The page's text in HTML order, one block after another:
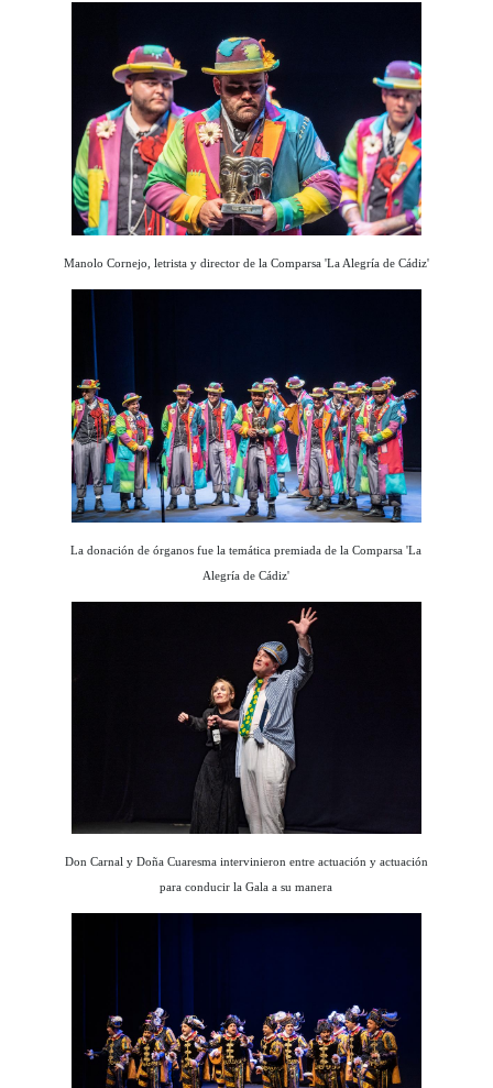
Manolo Cornejo, letrista y director de la Comparsa 'La Alegría de Cádiz'
La donación de órganos fue la temática premiada de la Comparsa 'La
Alegría de Cádiz'
Don Carnal y Doña Cuaresma intervinieron entre actuación y actuación
para conducir la Gala a su manera